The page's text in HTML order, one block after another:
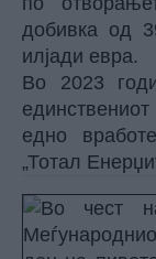
добивка од
илјади евра.
Во 2023
едно
„Тотал